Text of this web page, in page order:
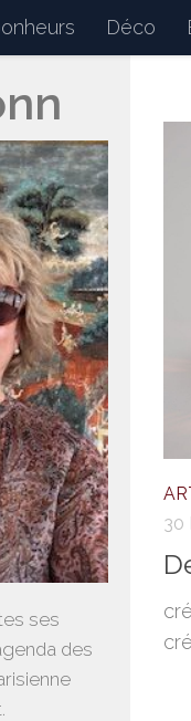
Déco
Mon petit journal
30
ses
des